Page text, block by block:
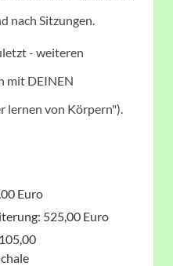
nach Sitzungen.
- weiteren
mit DEINEN
lernen von Körpern").
Euro
525,00 Euro
105,00